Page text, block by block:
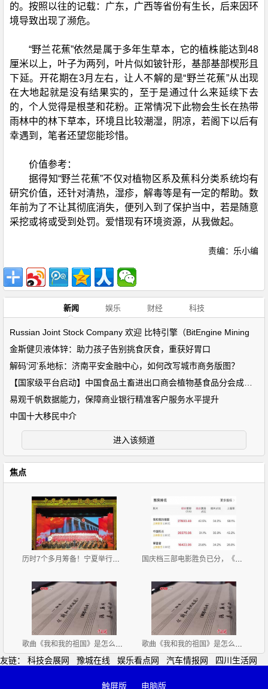
的。按照以往的记载：广东，广西等省份有生长，后来因环
境导致出现了濒危。
“野兰花蕉”依然是属于多年生草本，它的植株能达到48
厘米以上，叶子为两列，叶片似如铍针形，基部基部楔形且
下延。开花期在3月左右，让人不解的是“野兰花蕉”从出现
在大地起就是没有结果实的，至于是通过什么来延续下去
的，个人觉得是根茎和花粉。正常情况下此物会生长在热带
雨林中的林下草本，环境且比较潮湿，阴凉，若阁下以后有
幸遇到，笔者还望您能珍惜。
价值参考：
据得知“野兰花蕉”不仅对植物区系及蕉科分类系统均有
研究价值，还针对清热，湿疹，解毒等是有一定的帮助。数
年前为了不让其彻底消失，便列入到了保护当中，若是随意
采挖或将或受到处罚。爱惜现有环境资源，从我做起。
责编：乐小编
新闻 娱乐 财经 科技
Russian Joint Stock Company 欢迎 比特引擎（BitEngine Mining
金斯健贝液体锌：助力孩子告别挑食厌食，重获好胃口
解码‘河’系地标：济南平安金融中心，如何改写城市商务版图？
易观千帆数据能力，保障商业银行精准客户服务水平提升
中国十大移民中介
进入该频道
焦点
历时7个多月筹备！宁夏举行庆祝中华人民共和国成立70 国庆档三部电影胜负已分，《攀登者》垫底，出品方市值
歌曲《我和我的祖国》是怎么创作出来的？ 歌曲《我和我的祖国》是怎么创作出来的？
友链： 科技会展网 豫城在线 娱乐看点网 汽车情报网 四川生活网
触屏版 电脑版